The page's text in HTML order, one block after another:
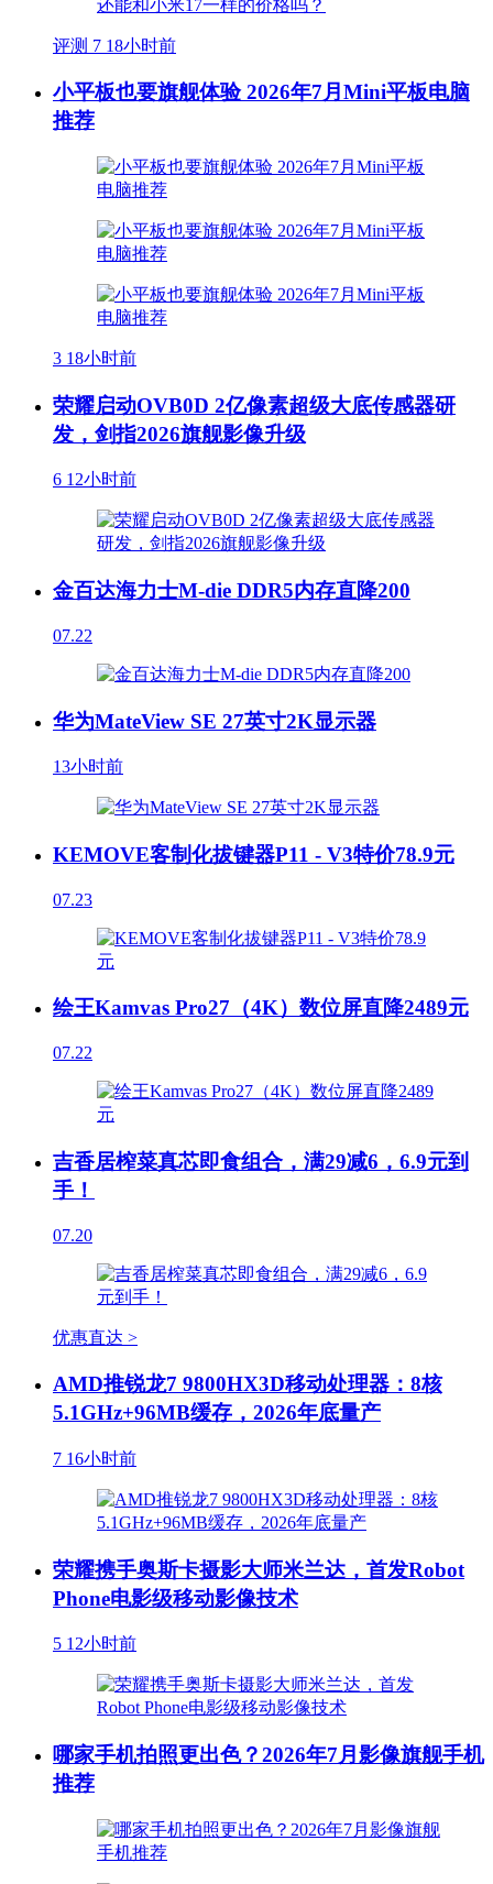
评测 7 18小时前
小平板也要旗舰体验 2026年7月Mini平板电脑
推荐
3 18小时前
荣耀启动OVB0D 2亿像素超级大底传感器研
发，剑指2026旗舰影像升级
6 12小时前
金百达海力士M-die DDR5内存直降200
07.22
华为MateView SE 27英寸2K显示器
13小时前
KEMOVE客制化拔键器P11 - V3特价78.9元
07.23
绘王Kamvas Pro27（4K）数位屏直降2489元
07.22
吉香居榨菜真芯即食组合，满29减6，6.9元到
手！
07.20
优惠直达 >
AMD推锐龙7 9800HX3D移动处理器：8核
5.1GHz+96MB缓存，2026年底量产
7 16小时前
荣耀携手奥斯卡摄影大师米兰达，首发Robot
Phone电影级移动影像技术
5 12小时前
哪家手机拍照更出色？2026年7月影像旗舰手机
推荐